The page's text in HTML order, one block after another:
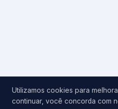
Utilizamos cookies para
continuar, você concorda com